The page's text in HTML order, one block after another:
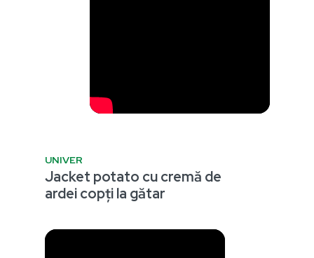
UNIVER
Jacket potato cu cremă de
ardei copți la gătar